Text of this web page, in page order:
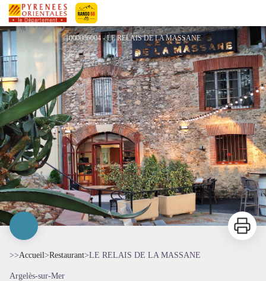
Pyrénées-Orientales Le Département
LE RELAIS DE LA MASSANE
1000006004 - LE RELAIS DE LA MASSANE
Imprimer
>>Accueil>Restaurant>LE RELAIS DE LA MASSANE
Argelès-sur-Mer